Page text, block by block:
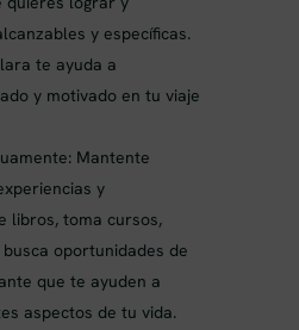
y específicas.
te ayuda a
y motivado en tu viaje
Mantente
y
libros, toma cursos,
oportunidades de
que te ayuden a
aspectos de tu vida.